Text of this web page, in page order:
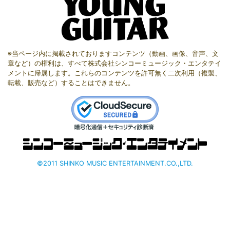
※当ページ内に掲載されておりますコンテンツ（動画、画像、音声、文
章など）の権利は、すべて株式会社シンコーミュージック・エンタテイ
メントに帰属します。これらのコンテンツを許可無く二次利用（複製、
転載、販売など）することはできません。
©2011 SHINKO MUSIC ENTERTAINMENT.CO.,LTD.